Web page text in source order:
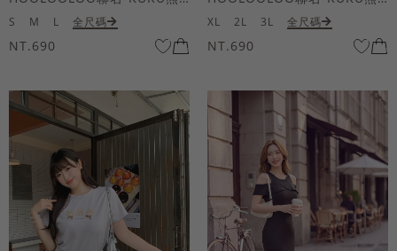
S M L 全尺碼
NT.690
XL 2L 3L 全尺碼
NT.690